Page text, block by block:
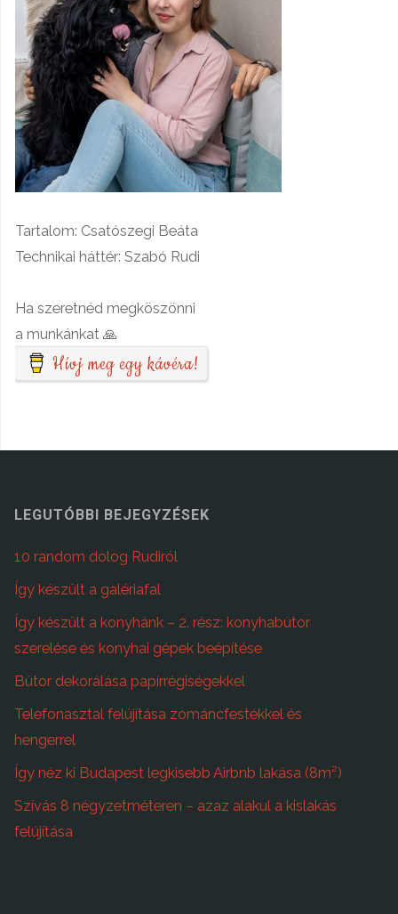
Tartalom: Csatószegi Beáta
Technikai háttér: Szabó Rudi
Ha szeretnéd megköszönni
a munkánkat 🙏
Hívj meg egy kávéra!
LEGUTÓBBI BEJEGYZÉSEK
10 random dolog Rudiról
Így készült a galériafal
Így készült a konyhánk – 2. rész: konyhabútor
szerelése és konyhai gépek beépítése
Bútor dekorálása papírrégiségekkel
Telefonasztal felújítása zománcfestékkel és
hengerrel
Így néz ki Budapest legkisebb Airbnb lakása (8m²)
Szívás 8 négyzetméteren – azaz alakul a kislakás
felújítása